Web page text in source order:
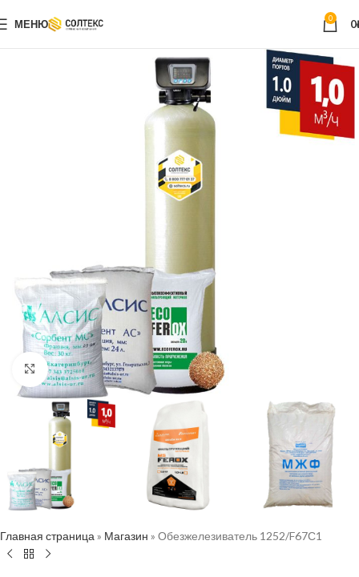
МЕНЮ 0 0
Нажмите, чтобы увеличить
Главная страница » Магазин » Обезжелезиватель 1252/F67С1